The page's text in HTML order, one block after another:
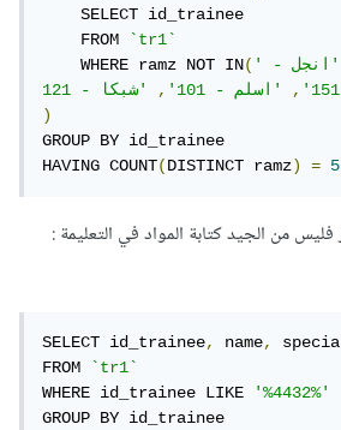
    SELECT id_trainee
    FROM
`tr1`
    WHERE ramz NOT IN
(
'انجل -
, 'اسلم - 101' ,
)
GROUP BY id_trainee
HAVING COUNT(DISTINCT ramz) =
فليس من الجيد كتابة المواد في التعليمة
SELECT id_trainee, name,
FROM `tr1`
WHERE id_trainee LIKE '%4432%'
GROUP BY id_trainee